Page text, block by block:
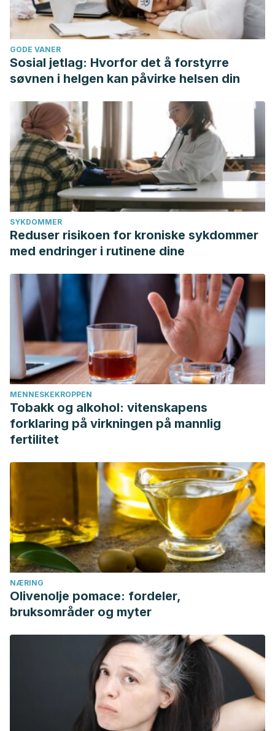
GODE VANER
Sosial jetlag: Hvorfor det å forstyrre
søvnen i helgen kan påvirke helsen din
SYKDOMMER
Reduser risikoen for kroniske sykdommer
med endringer i rutinene dine
MENNESKEKROPPEN
Tobakk og alkohol: vitenskapens
forklaring på virkningen på mannlig
fertilitet
NÆRING
Olivenolje pomace: fordeler,
bruksområder og myter